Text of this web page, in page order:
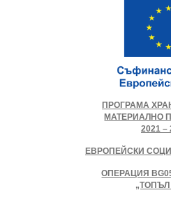
ПРОГРАМА
МАТЕРИАЛНО
2021 –
ЕВРОПЕЙСКИ
ОПЕРАЦИЯ